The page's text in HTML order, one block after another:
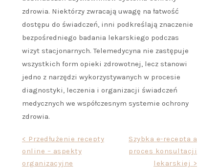
zdrowia. Niektórzy zwracają uwagę na łatwość
dostępu do świadczeń, inni podkreślają znaczenie
bezpośredniego badania lekarskiego podczas
wizyt stacjonarnych. Telemedycyna nie zastępuje
wszystkich form opieki zdrowotnej, lecz stanowi
jedno z narzędzi wykorzystywanych w procesie
diagnostyki, leczenia i organizacji świadczeń
medycznych we współczesnym systemie ochrony
zdrowia.
Nawigacja
wpisu
< Przedłużenie recepty
online – aspekty
organizacyjne
Szybka e-recepta a
proces konsultacji
lekarskiej >